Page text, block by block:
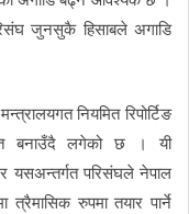
जुनसुकै हिसाबले अगाडि
नियमित रिपोर्टिङ
चुस्त बनाउँदै लगेको छ । यी
यसअन्तर्गत परिसंघले नेपाल
रुपमा तयार पार्ने